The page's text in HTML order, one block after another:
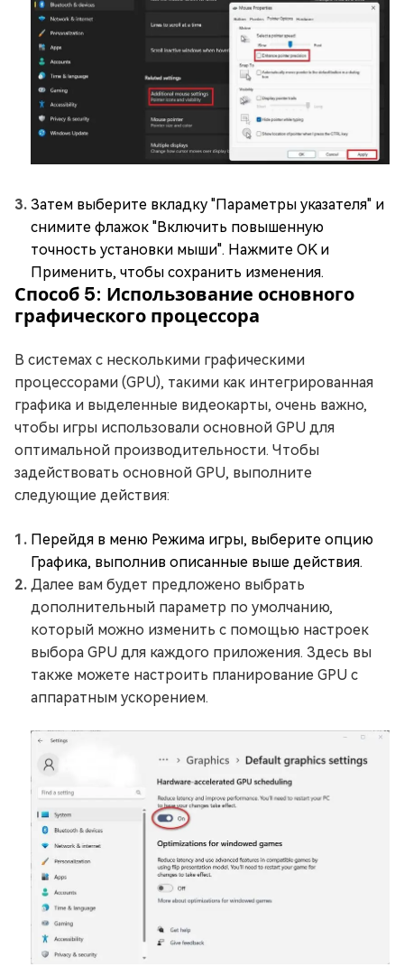
Затем выберите вкладку "Параметры указателя" и
снимите флажок "Включить повышенную
точность установки мыши". Нажмите OK и
Применить, чтобы сохранить изменения.
Способ 5: Использование основного
графического процессора
В системах с несколькими графическими
процессорами (GPU), такими как интегрированная
графика и выделенные видеокарты, очень важно,
чтобы игры использовали основной GPU для
оптимальной производительности. Чтобы
задействовать основной GPU, выполните
следующие действия:
Перейдя в меню Режима игры, выберите опцию
Графика, выполнив описанные выше действия.
Далее вам будет предложено выбрать
дополнительный параметр по умолчанию,
который можно изменить с помощью настроек
выбора GPU для каждого приложения. Здесь вы
также можете настроить планирование GPU с
аппаратным ускорением.